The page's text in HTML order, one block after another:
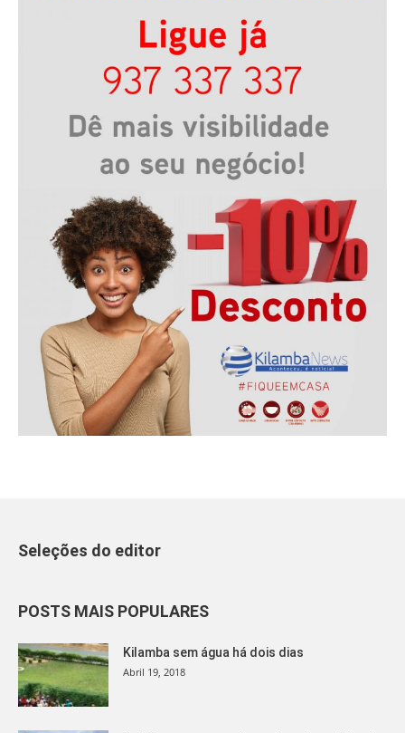
Seleções do editor
POSTS MAIS POPULARES
Kilamba sem água há dois dias
Abril 19, 2018